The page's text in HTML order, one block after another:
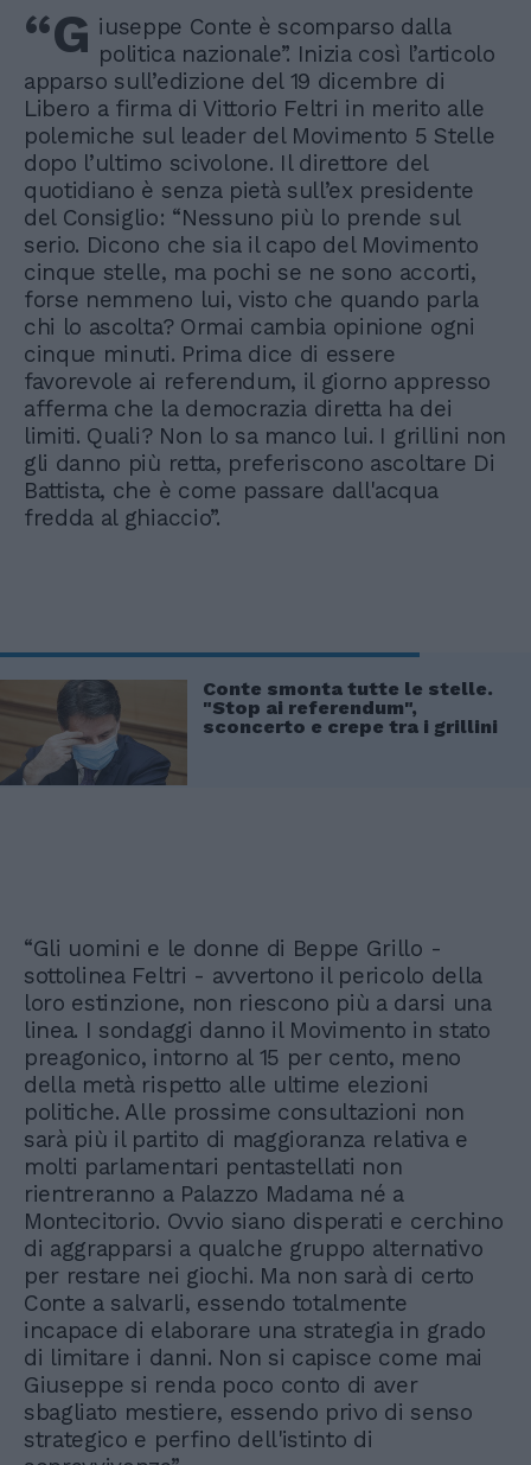
“G iuseppe Conte è scomparso dalla
politica nazionale”. Inizia così l’articolo
apparso sull’edizione del 19 dicembre di
Libero a firma di Vittorio Feltri in merito alle
polemiche sul leader del Movimento 5 Stelle
dopo l’ultimo scivolone. Il direttore del
quotidiano è senza pietà sull’ex presidente
del Consiglio: “Nessuno più lo prende sul
serio. Dicono che sia il capo del Movimento
cinque stelle, ma pochi se ne sono accorti,
forse nemmeno lui, visto che quando parla
chi lo ascolta? Ormai cambia opinione ogni
cinque minuti. Prima dice di essere
favorevole ai referendum, il giorno appresso
afferma che la democrazia diretta ha dei
limiti. Quali? Non lo sa manco lui. I grillini non
gli danno più retta, preferiscono ascoltare Di
Battista, che è come passare dall'acqua
fredda al ghiaccio”.
Conte smonta tutte le stelle.
"Stop ai referendum",
sconcerto e crepe tra i grillini
“Gli uomini e le donne di Beppe Grillo -
sottolinea Feltri - avvertono il pericolo della
loro estinzione, non riescono più a darsi una
linea. I sondaggi danno il Movimento in stato
preagonico, intorno al 15 per cento, meno
della metà rispetto alle ultime elezioni
politiche. Alle prossime consultazioni non
sarà più il partito di maggioranza relativa e
molti parlamentari pentastellati non
rientreranno a Palazzo Madama né a
Montecitorio. Ovvio siano disperati e cerchino
di aggrapparsi a qualche gruppo alternativo
per restare nei giochi. Ma non sarà di certo
Conte a salvarli, essendo totalmente
incapace di elaborare una strategia in grado
di limitare i danni. Non si capisce come mai
Giuseppe si renda poco conto di aver
sbagliato mestiere, essendo privo di senso
strategico e perfino dell'istinto di